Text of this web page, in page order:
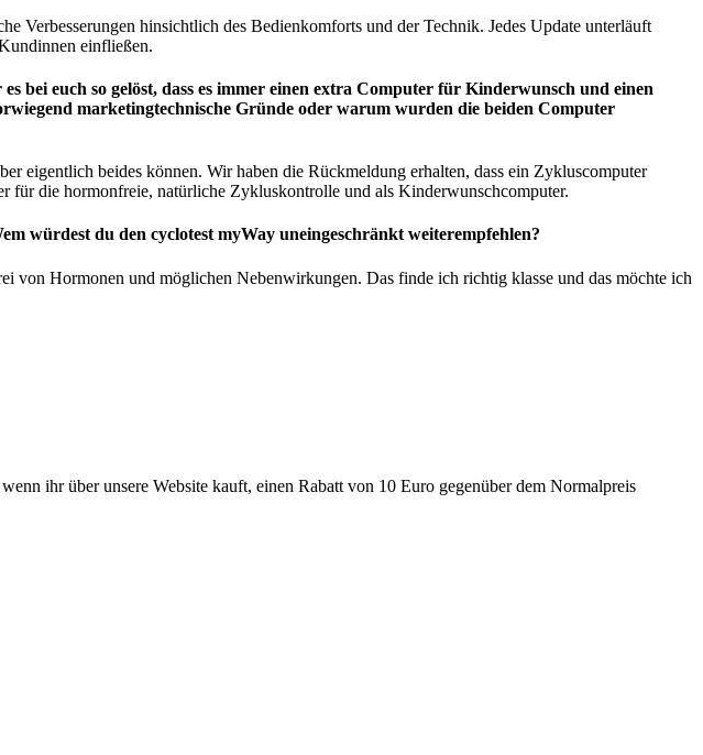
Verbesserungen hinsichtlich des Bedienkomforts und der Technik. Jedes Update unterläuft
einfließen.
bei euch so gelöst, dass es immer einen extra Computer für Kinderwunsch und einen
marketingtechnische Gründe oder warum wurden die beiden Computer
eigentlich beides können. Wir haben die Rückmeldung erhalten, dass ein Zykluscomputer
für die hormonfreie, natürliche Zykluskontrolle und als Kinderwunschcomputer.
würdest du den cyclotest myWay uneingeschränkt weiterempfehlen?
von Hormonen und möglichen Nebenwirkungen. Das finde ich richtig klasse und das möchte ich
ihr über unsere Website kauft, einen Rabatt von 10 Euro gegenüber dem Normalpreis